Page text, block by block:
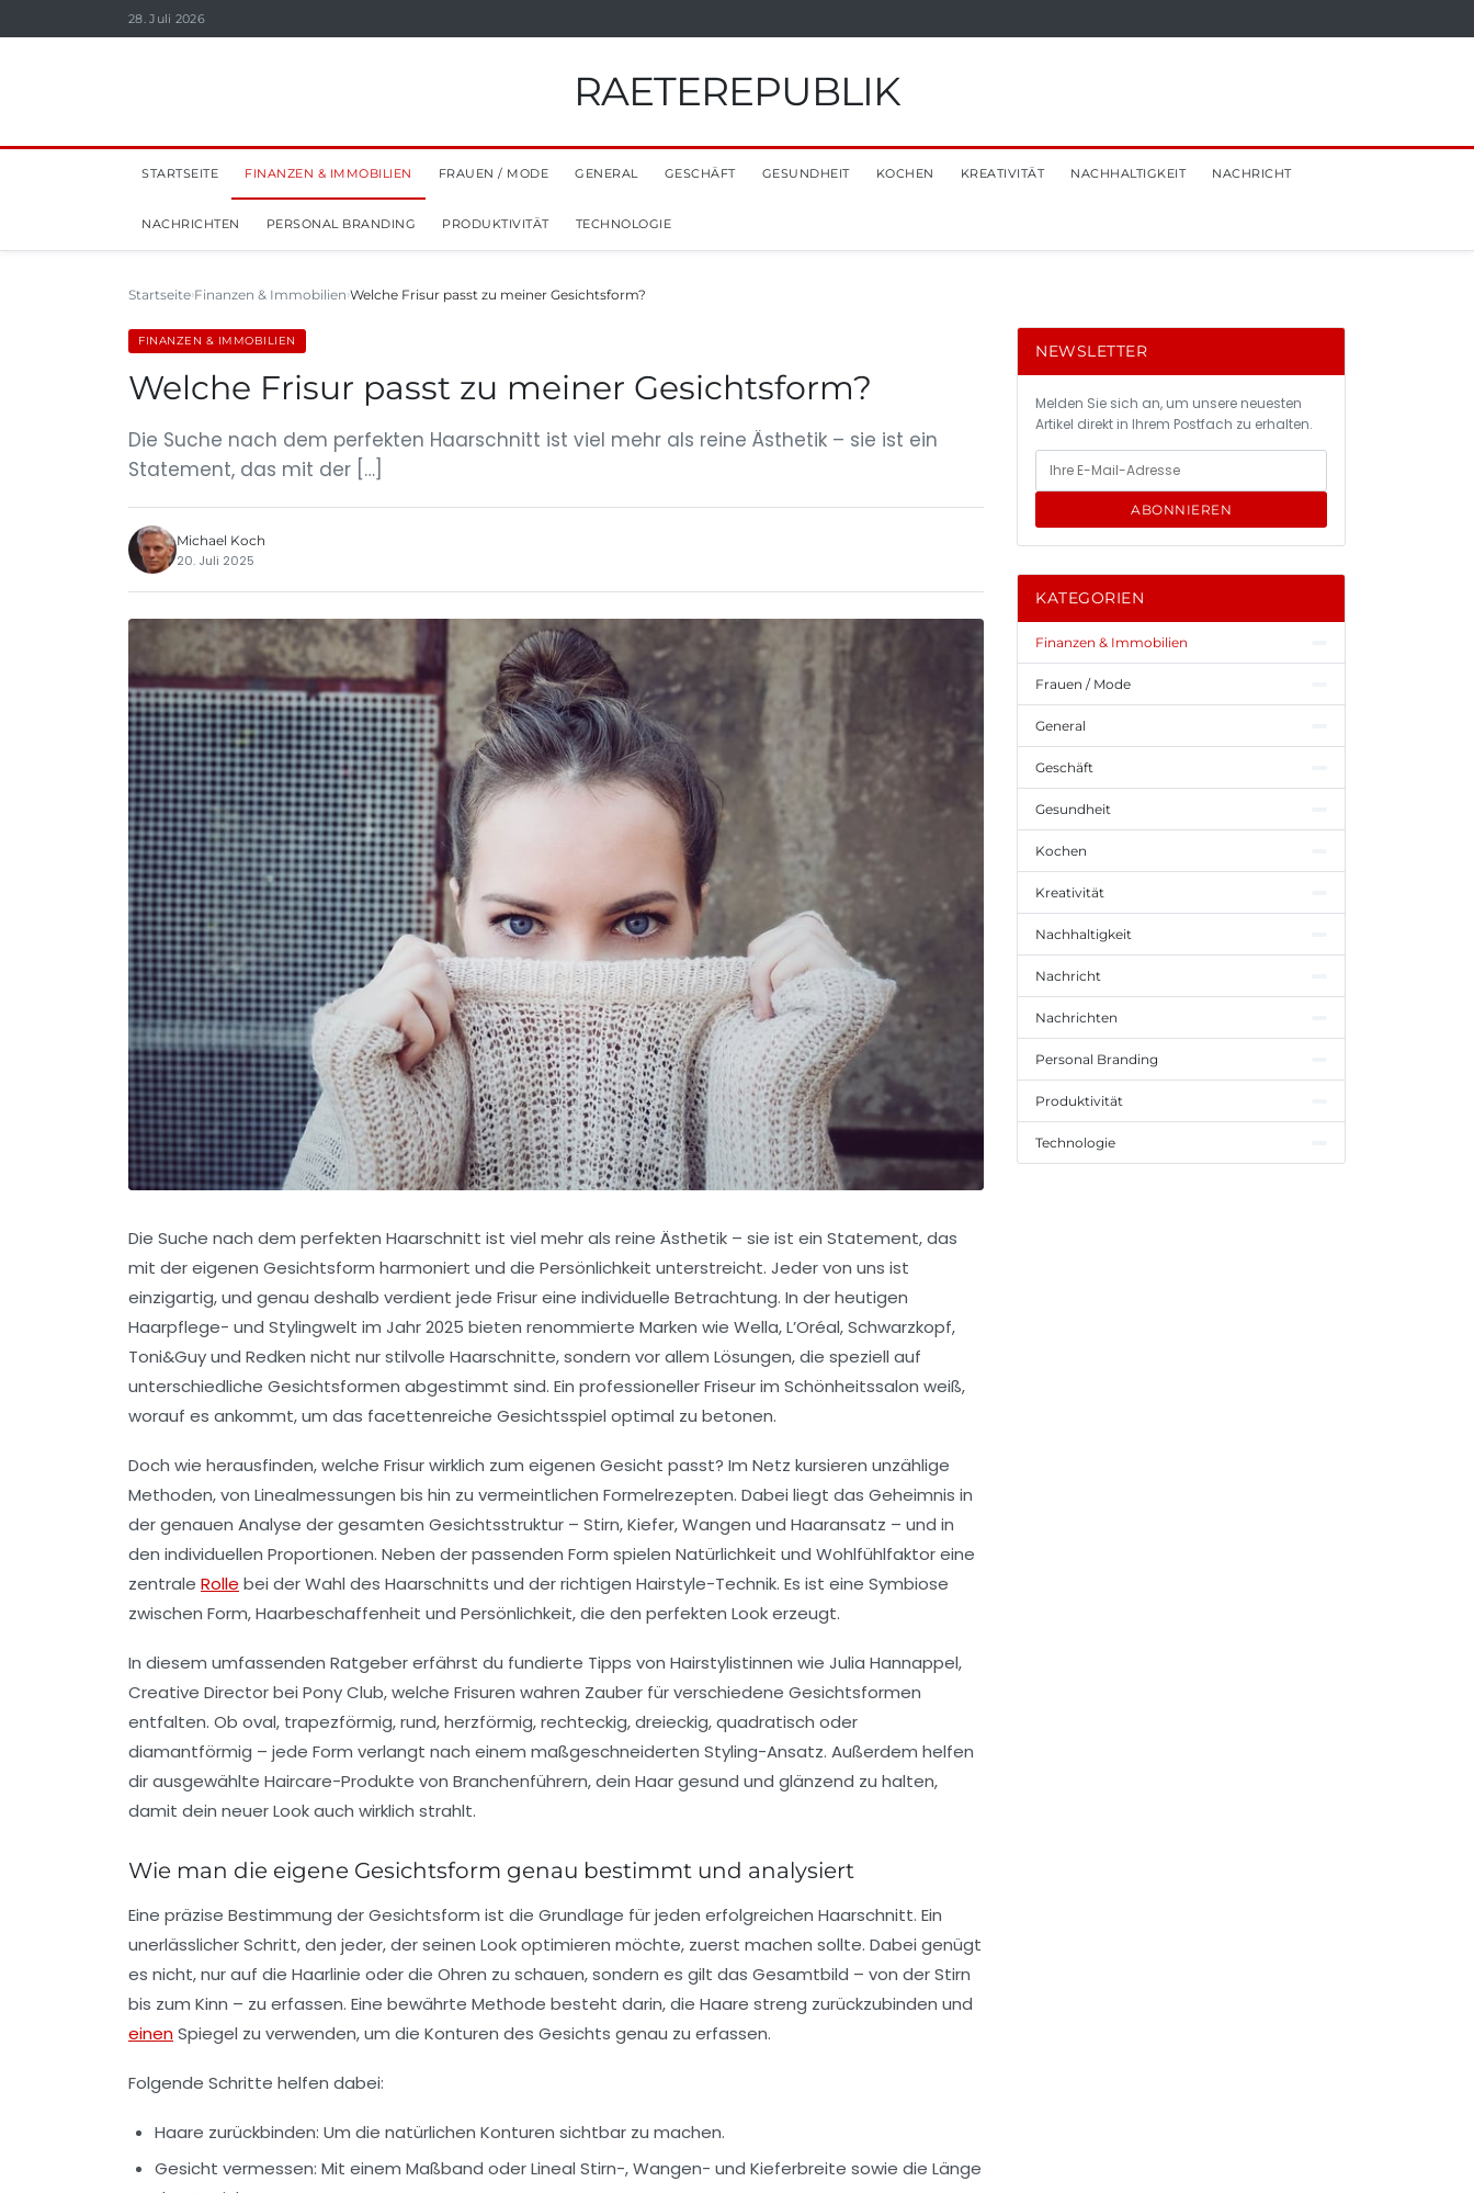
28. Juli 2026
RAETEREPUBLIK
STARTSEITE FINANZEN & IMMOBILIEN FRAUEN / MODE GENERAL GESCHÄFT GESUNDHEIT KOCHEN KREATIVITÄT NACHHALTIGKEIT NACHRICHT
NACHRICHTEN PERSONAL BRANDING PRODUKTIVITÄT TECHNOLOGIE
Startseite Finanzen & Immobilien Welche Frisur passt zu meiner Gesichtsform?
FINANZEN & IMMOBILIEN
Welche Frisur passt zu meiner Gesichtsform?
Die Suche nach dem perfekten Haarschnitt ist viel mehr als reine Ästhetik – sie ist ein
Statement, das mit der […]
Michael Koch
20. Juli 2025
Die Suche nach dem perfekten Haarschnitt ist viel mehr als reine Ästhetik – sie ist ein Statement, das
mit der eigenen Gesichtsform harmoniert und die Persönlichkeit unterstreicht. Jeder von uns ist
einzigartig, und genau deshalb verdient jede Frisur eine individuelle Betrachtung. In der heutigen
Haarpflege- und Stylingwelt im Jahr 2025 bieten renommierte Marken wie Wella,L’Oréal,Schwarzkopf,
Toni&Guyund Redken nicht nur stilvolle Haarschnitte, sondern vor allem Lösungen, die speziell auf
unterschiedliche Gesichtsformen abgestimmt sind. Ein professionellerFriseurim Schönheitssalon weiß,
worauf es ankommt, um das facettenreiche Gesichtsspiel optimal zu betonen.
Doch wie herausfinden, welche Frisur wirklich zum eigenen Gesicht passt? Im Netz kursieren unzählige
Methoden, von Linealmessungen bis hin zu vermeintlichen Formelrezepten. Dabei liegt das Geheimnis in
der genauen Analyse der gesamten Gesichtsstruktur – Stirn, Kiefer, Wangen und Haaransatz – und in
den individuellen Proportionen. Neben der passenden Form spielen Natürlichkeit und Wohlfühlfaktor eine
zentrale Rolle bei der Wahl des Haarschnitts und der richtigen Hairstyle-Technik. Es ist eine Symbiose
zwischen Form, Haarbeschaffenheit und Persönlichkeit, die den perfekten Look erzeugt.
In diesem umfassenden Ratgeber erfährst du fundierte Tipps von Hairstylistinnen wie Julia Hannappel,
Creative Director bei Pony Club, welche Frisuren wahren Zauber für verschiedene Gesichtsformen
entfalten. Ob oval, trapezförmig, rund, herzförmig, rechteckig, dreieckig, quadratisch oder
diamantförmig – jede Form verlangt nach einem maßgeschneiderten Styling-Ansatz. Außerdem helfen
dir ausgewählte Haircare-Produkte von Branchenführern, dein Haar gesund und glänzend zu halten,
damit dein neuer Look auch wirklich strahlt.
Wie man die eigene Gesichtsform genau bestimmt und analysiert
Eine präzise Bestimmung der Gesichtsform ist die Grundlage für jeden erfolgreichen Haarschnitt. Ein
unerlässlicher Schritt, den jeder, der seinen Look optimieren möchte, zuerst machen sollte. Dabei genügt
es nicht, nur auf die Haarlinie oder die Ohren zu schauen, sondern es gilt das Gesamtbild – von der Stirn
bis zum Kinn – zu erfassen. Eine bewährte Methode besteht darin, die Haare streng zurückzubinden und
einenSpiegel zu verwenden, um die Konturen des Gesichts genau zu erfassen.
Folgende Schritte helfen dabei:
Haare zurückbinden: Um die natürlichen Konturen sichtbar zu machen.
Gesicht vermessen: Mit einem Maßband oder Lineal Stirn-, Wangen- und Kieferbreite sowie die Länge
NEWSLETTER
Melden Sie sich an, um unsere neuesten
Artikel direkt in Ihrem Postfach zu erhalten.
ABONNIEREN
KATEGORIEN
Finanzen & Immobilien
Frauen / Mode
General
Geschäft
Gesundheit
Kochen
Kreativität
Nachhaltigkeit
Nachricht
Nachrichten
Personal Branding
Produktivität
Technologie